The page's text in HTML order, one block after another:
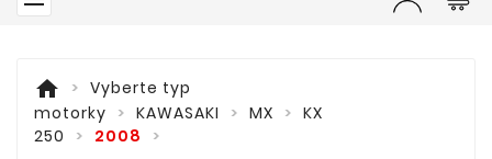
home
Vyberte typ
motorky
KAWASAKI MX
KX
250
2008